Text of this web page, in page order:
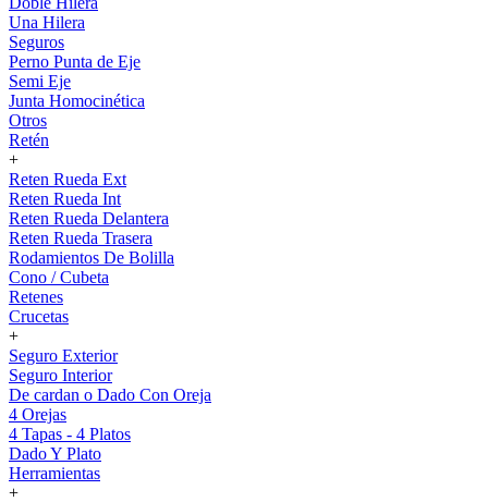
Una Hilera
Seguros
Perno Punta de Eje
Semi Eje
Junta Homocinética
Otros
Retén
+
Reten Rueda Ext
Reten Rueda Int
Reten Rueda Delantera
Reten Rueda Trasera
Rodamientos De Bolilla
Cono / Cubeta
Retenes
Crucetas
+
Seguro Exterior
Seguro Interior
De cardan o Dado Con Oreja
4 Orejas
4 Tapas - 4 Platos
Dado Y Plato
Herramientas
+